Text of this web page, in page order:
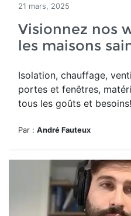
21 mars, 2025
Visionnez nos
les maisons
Isolation, chauffage,
portes et fenêtres,
tous les goûts et besoins!
Par : André Fauteux